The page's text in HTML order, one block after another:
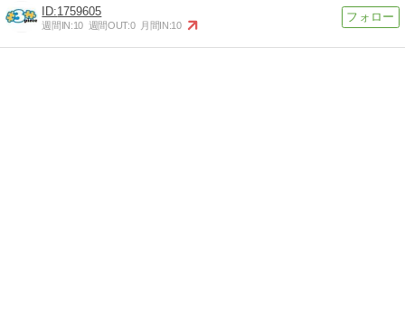
1759605
週間IN:10 週間OUT:0 月間IN:10